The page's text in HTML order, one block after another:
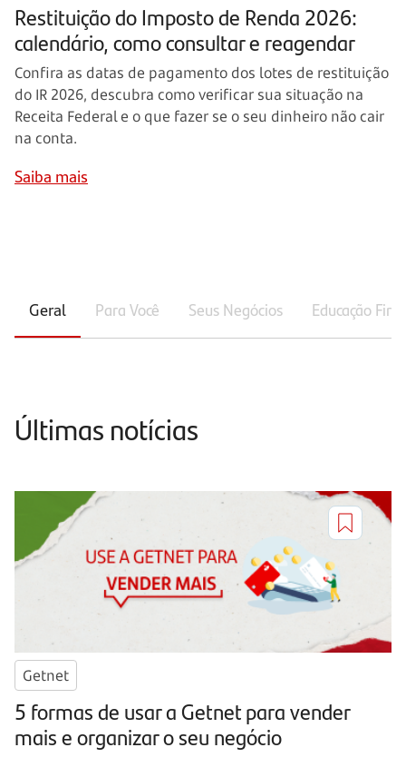
Restituição do Imposto de Renda 2026:
calendário, como consultar e reagendar
Confira as datas de pagamento dos lotes de restituição
do IR 2026, descubra como verificar sua situação na
Receita Federal e o que fazer se o seu dinheiro não cair
na conta.
Saiba mais
Geral Para Você Seus Negócios Educação
Últimas notícias
Getnet
5 formas de usar a Getnet para vender
mais e organizar o seu negócio